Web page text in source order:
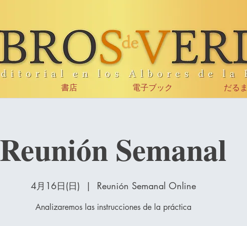
書店 電子ブック だるま
Reunión Semanal
4月16日(日)
  |
Reunión Semanal Online
Analizaremos las instrucciones de la práctica